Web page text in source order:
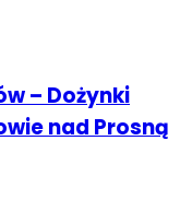
– Dożynki
nad Prosną